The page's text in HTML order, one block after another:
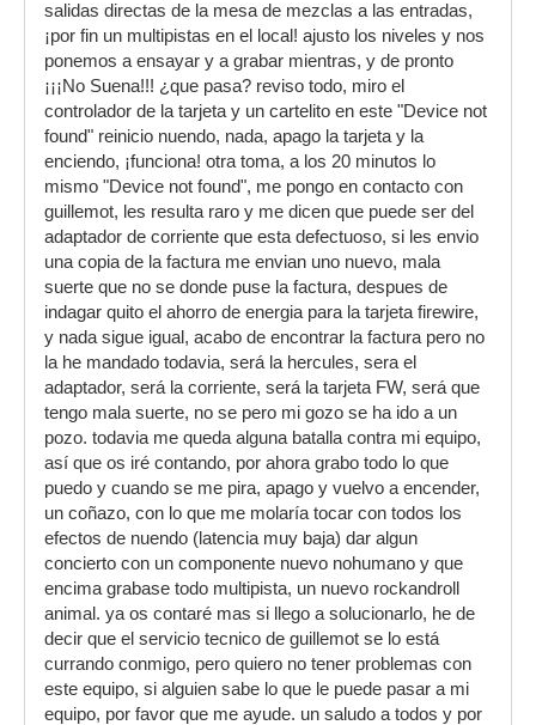
salidas directas de la mesa de mezclas a las entradas,
¡por fin un multipistas en el local! ajusto los niveles y nos
ponemos a ensayar y a grabar mientras, y de pronto
¡¡¡No Suena!!! ¿que pasa? reviso todo, miro el
controlador de la tarjeta y un cartelito en este "Device not
found" reinicio nuendo, nada, apago la tarjeta y la
enciendo, ¡funciona! otra toma, a los 20 minutos lo
mismo "Device not found", me pongo en contacto con
guillemot, les resulta raro y me dicen que puede ser del
adaptador de corriente que esta defectuoso, si les envio
una copia de la factura me envian uno nuevo, mala
suerte que no se donde puse la factura, despues de
indagar quito el ahorro de energia para la tarjeta firewire,
y nada sigue igual, acabo de encontrar la factura pero no
la he mandado todavia, será la hercules, sera el
adaptador, será la corriente, será la tarjeta FW, será que
tengo mala suerte, no se pero mi gozo se ha ido a un
pozo. todavia me queda alguna batalla contra mi equipo,
así que os iré contando, por ahora grabo todo lo que
puedo y cuando se me pira, apago y vuelvo a encender,
un coñazo, con lo que me molaría tocar con todos los
efectos de nuendo (latencia muy baja) dar algun
concierto con un componente nuevo nohumano y que
encima grabase todo multipista, un nuevo rockandroll
animal. ya os contaré mas si llego a solucionarlo, he de
decir que el servicio tecnico de guillemot se lo está
currando conmigo, pero quiero no tener problemas con
este equipo, si alguien sabe lo que le puede pasar a mi
equipo, por favor que me ayude. un saludo a todos y por